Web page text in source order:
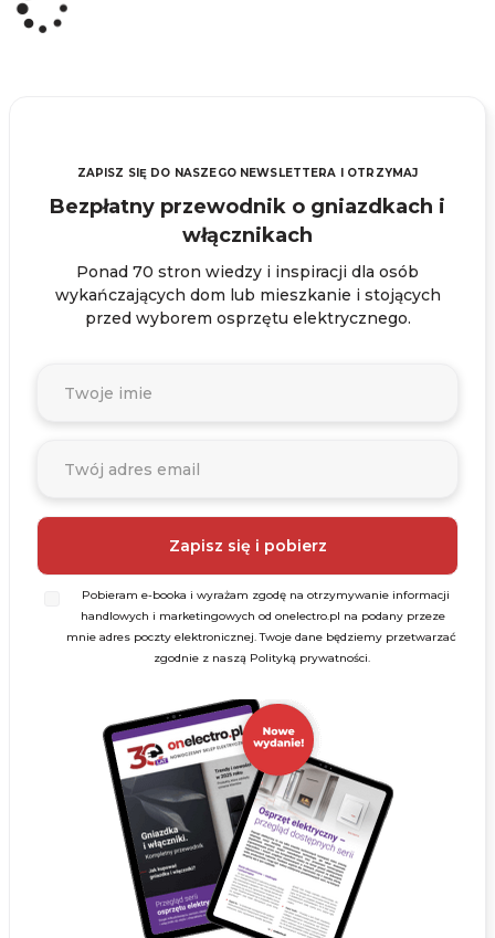
ZAPISZ SIĘ DO NASZEGO NEWSLETTERA I OTRZYMAJ
Bezpłatny przewodnik o gniazdkach i
włącznikach
Ponad 70 stron wiedzy i inspiracji dla osób
wykańczających dom lub mieszkanie i stojących
przed wyborem osprzętu elektrycznego.
Pobieram e-booka i wyrażam zgodę na otrzymywanie informacji
handlowych i marketingowych od onelectro.pl na podany przeze
mnie adres poczty elektronicznej. Twoje dane będziemy przetwarzać
zgodnie z naszą Polityką prywatności.